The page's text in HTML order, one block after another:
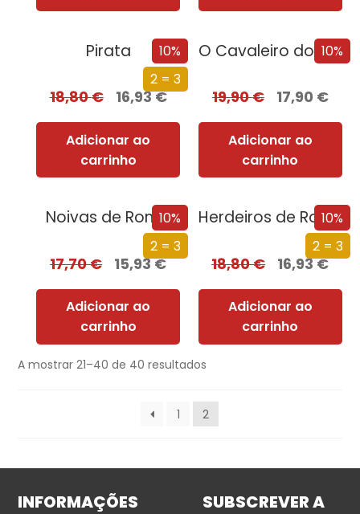
10%
2 = 3
Pirata
18,80€ 16,93€
Adicionar ao
carrinho
10%
O Cavaleiro dos Sete Reinos [Nova Edição]
19,90€ 17,90 €
Adicionar ao
carrinho
10%
2 = 3
Noivas de Roma
17,70€ 15,93€
Adicionar ao
carrinho
10%
2 = 3
Herdeiros de Roma
18,80€ 16,93€
Adicionar ao
carrinho
A mostrar 21–40 de 40 resultados
1 2
INFORMAÇÕES
SUBSCREVER A